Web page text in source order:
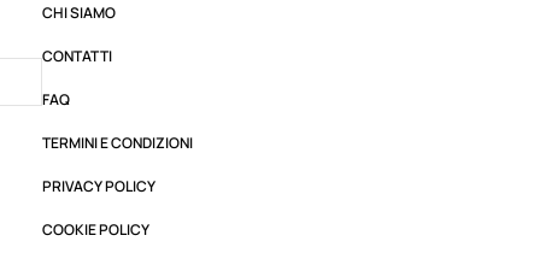
CHI SIAMO
CONTATTI
FAQ
TERMINI E CONDIZIONI
PRIVACY POLICY
COOKIE POLICY